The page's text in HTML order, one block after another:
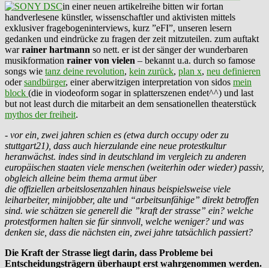
in einer neuen artikelreihe bitten wir fortan
handverlesene künstler, wissenschaftler und aktivisten mittels
exklusiver fragebogeninterviews, kurz ”eFI”, unseren lesern
gedanken und eindrücke zu fragen der zeit mitzuteilen. zum auftakt
warrainer hartmann so nett. er ist der sänger der wunderbaren
musikformation rainer von vielen – bekannt u.a. durch so famose
songs wie tanz deine revolution, kein zurück, plan x, neu definieren
odersandbürger, einer aberwitzigen interpretation von sidos mein
block (die in viodeoform sogar in splatterszenen endet^^) und last
but not least durch die mitarbeit an dem sensationellen theaterstück
mythos der freiheit.
- vor ein, zwei jahren schien es (etwa durch occupy oder zu
stuttgart21), dass auch hierzulande eine neue protestkultur
heranwächst. indes sind in deutschland im vergleich zu anderen
europäischen staaten viele menschen (weiterhin oder wieder) passiv,
obgleich alleine beim thema armut über
die offiziellen arbeitslosenzahlen hinaus beispielsweise viele
leiharbeiter, minijobber, alte und “arbeitsunfähige” direkt betroffen
sind. wie schätzen sie generell die ”kraft der strasse” ein? welche
protestformen halten sie für sinnvoll, welche weniger? und was
denken sie, dass die nächsten ein, zwei jahre tatsächlich passiert?
Die Kraft der Strasse liegt darin, dass Probleme bei
Entscheidungsträgern überhaupt erst wahrgenommen werden.